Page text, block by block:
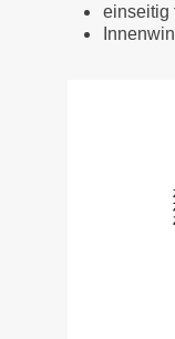
einseitig